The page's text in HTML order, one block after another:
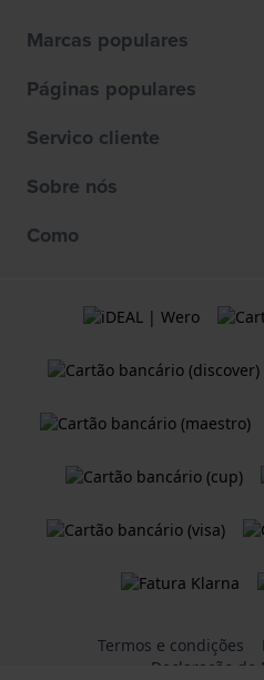
Marcas populares
Páginas populares
Servico cliente
Sobre nós
Como
Termos e condições
Declaração de